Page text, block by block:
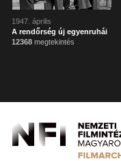
1947. április
A rendőrség új egyenruhái
12368 megtekintés